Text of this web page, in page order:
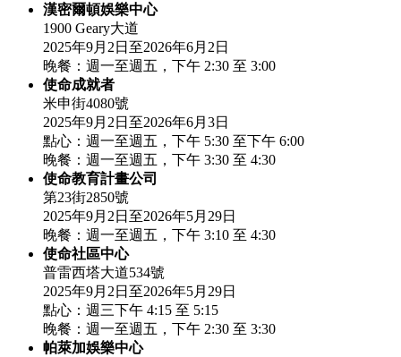
漢密爾頓娛樂中心
1900 Geary大道
2025年9月2日至2026年6月2日
晚餐：週一至週五，下午 2:30 至 3:00
使命成就者
米申街4080號
2025年9月2日至2026年6月3日
點心：週一至週五，下午 5:30 至下午 6:00
晚餐：週一至週五，下午 3:30 至 4:30
使命教育計畫公司
第23街2850號
2025年9月2日至2026年5月29日
晚餐：週一至週五，下午 3:10 至 4:30
使命社區中心
普雷西塔大道534號
2025年9月2日至2026年5月29日
點心：週三下午 4:15 至 5:15
晚餐：週一至週五，下午 2:30 至 3:30
帕萊加娛樂中心